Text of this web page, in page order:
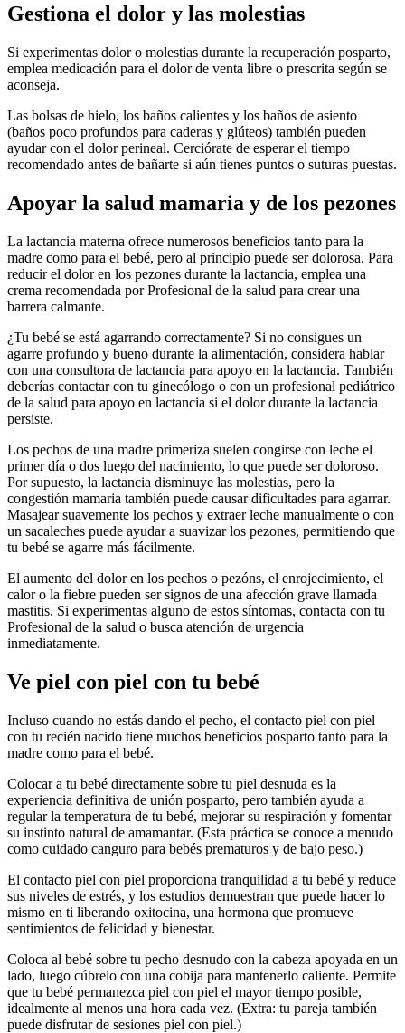
Gestiona el dolor y las molestias
Si experimentas dolor o molestias durante la recuperación posparto,
emplea medicación para el dolor de venta libre o prescrita según se
aconseja.
Las bolsas de hielo, los baños calientes y los baños de asiento
(baños poco profundos para caderas y glúteos) también pueden
ayudar con el dolor perineal. Cerciórate de esperar el tiempo
recomendado antes de bañarte si aún tienes puntos o suturas puestas.
Apoyar la salud mamaria y de los pezones
La lactancia materna ofrece numerosos beneficios tanto para la
madre como para el bebé, pero al principio puede ser dolorosa. Para
reducir el dolor en los pezones durante la lactancia, emplea una
crema recomendada por Profesional de la salud para crear una
barrera calmante.
¿Tu bebé se está agarrando correctamente? Si no consigues un
agarre profundo y bueno durante la alimentación, considera hablar
con una consultora de lactancia para apoyo en la lactancia. También
deberías contactar con tu ginecólogo o con un profesional pediátrico
de la salud para apoyo en lactancia si el dolor durante la lactancia
persiste.
Los pechos de una madre primeriza suelen congirse con leche el
primer día o dos luego del nacimiento, lo que puede ser doloroso.
Por supuesto, la lactancia disminuye las molestias, pero la
congestión mamaria también puede causar dificultades para agarrar.
Masajear suavemente los pechos y extraer leche manualmente o con
un sacaleches puede ayudar a suavizar los pezones, permitiendo que
tu bebé se agarre más fácilmente.
El aumento del dolor en los pechos o pezóns, el enrojecimiento, el
calor o la fiebre pueden ser signos de una afección grave llamada
mastitis. Si experimentas alguno de estos síntomas, contacta con tu
Profesional de la salud o busca atención de urgencia
inmediatamente.
Ve piel con piel con tu bebé
Incluso cuando no estás dando el pecho, el contacto piel con piel
con tu recién nacido tiene muchos beneficios posparto tanto para la
madre como para el bebé.
Colocar a tu bebé directamente sobre tu piel desnuda es la
experiencia definitiva de unión posparto, pero también ayuda a
regular la temperatura de tu bebé, mejorar su respiración y fomentar
su instinto natural de amamantar. (Esta práctica se conoce a menudo
como cuidado canguro para bebés prematuros y de bajo peso.)
El contacto piel con piel proporciona tranquilidad a tu bebé y reduce
sus niveles de estrés, y los estudios demuestran que puede hacer lo
mismo en ti liberando oxitocina, una hormona que promueve
sentimientos de felicidad y bienestar.
Coloca al bebé sobre tu pecho desnudo con la cabeza apoyada en un
lado, luego cúbrelo con una cobija para mantenerlo caliente. Permite
que tu bebé permanezca piel con piel el mayor tiempo posible,
idealmente al menos una hora cada vez. (Extra: tu pareja también
puede disfrutar de sesiones piel con piel.)